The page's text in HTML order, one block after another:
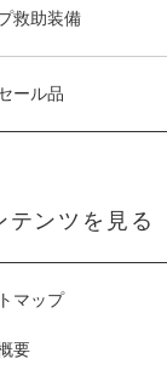
救助装備
ール品
テンツを見る
マップ
要